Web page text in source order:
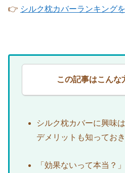
👉 シルク枕カバーランキング
この記事はこんな
シルク枕カバーに興味
デメリットも知ってお
「効果ないって本当？